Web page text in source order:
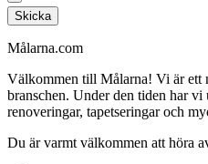
Skicka
Målarna.com
Välkommen till Målarna! Vi är ett
branschen. Under den tiden har
renoveringar, tapetseringar och
Du är varmt välkommen att höra